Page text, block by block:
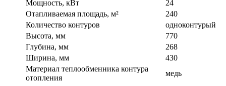
Мощность, кВт
24
Отапливаемая площадь, м²
240
Количество контуров
одноконтурый
Высота, мм
770
Глубина, мм
268
Ширина, мм
430
Материал теплообменника контура
отопления
медь